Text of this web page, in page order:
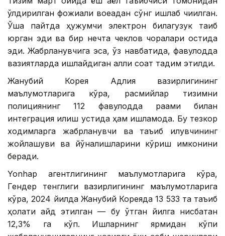
ўлдирилган фожиали воқеадан сўнг ишлаб чиқилган.
Ўша пайтда ҳужумчи электрон билагузук тақиб
юрган эди ва бир нечта чеклов чоралари остида
эди. Жабрланувчига эса, ўз навбатида, фавқулодда
вазиятларда ишлайдиган ақлли соат тақдим этилди.
Жанубий Корея Адлия вазирлигининг
маълумотларига кўра, расмийлар тизимни
полициянинг 112 фавқулодда рақами билан
интеграция қилиш устида ҳам ишламоқда. Бу тезкор
ходимларга жабрланувчи ва таъқиб қилувчининг
жойлашуви ва йўналишларини кўриш имконини
беради.
Yonhap агентлигининг маълумотларига кўра,
Гендер тенглиги вазирлигининг маълумотларига
кўра, 2024 йилда Жанубий Кореяда 13 533 та таъқиб
ҳолати қайд этилган — бу ўтган йилга нисбатан
12,3% га кўп. Ишларнинг ярмидан кўпи